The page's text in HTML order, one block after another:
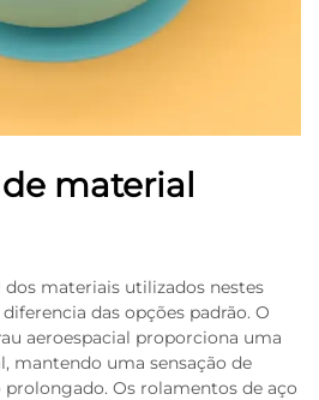
material
dos materiais utilizados nestes
das opções padrão. O
aeroespacial proporciona uma
mantendo uma sensação de
prolongado. Os rolamentos de aço